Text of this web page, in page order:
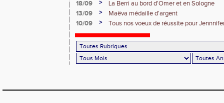
18/09
>
La Berri au bord d'Omer et en Sologne
13/09
>
Maëva médaille d'argent
10/09
> Tous nos voeux de réussite pour